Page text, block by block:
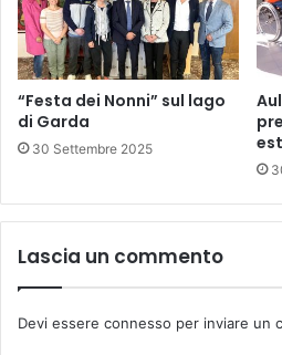
“Festa dei Nonni” sul lago
di Garda
30 Settembre 2025
Lascia un commento
Devi essere connesso per inviare un